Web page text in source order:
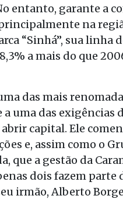
entanto, garante a
na
“Sinhá”, sua linha
a mais do que
das mais
uma das exigências
capital. Ele
e, assim como o
que a gestão da
dois fazem
irmão, Alberto